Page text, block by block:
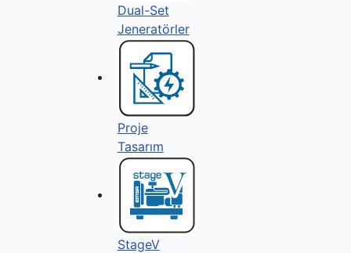
Dual-Set
Jeneratörler
Proje
Tasarım
StageV